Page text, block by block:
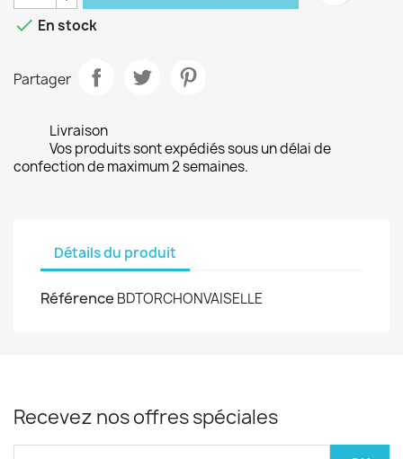
 En stock
Partager
Livraison
Vos produits sont expédiés sous un délai de
confection de maximum 2 semaines.
Détails du produit
Référence BDTORCHONVAISELLE
Recevez nos offres spéciales